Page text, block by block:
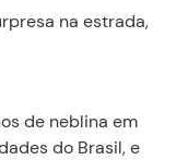
na estrada,
de neblina em
do Brasil, e